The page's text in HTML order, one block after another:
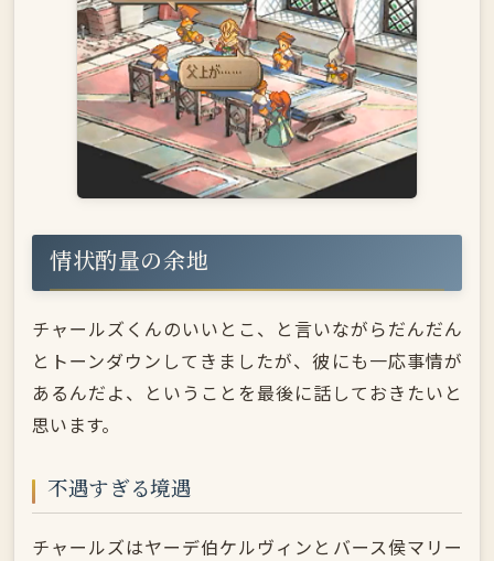
情状酌量の余地
チャールズくんのいいとこ、と言いながらだんだん
とトーンダウンしてきましたが、彼にも一応事情が
あるんだよ、ということを最後に話しておきたいと
思います。
不遇すぎる境遇
チャールズはヤーデ伯ケルヴィンとバース侯マリー